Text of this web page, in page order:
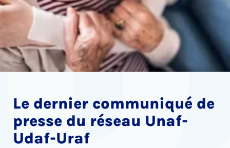
Le dernier communiqué de
presse du réseau Unaf-
Udaf-Uraf